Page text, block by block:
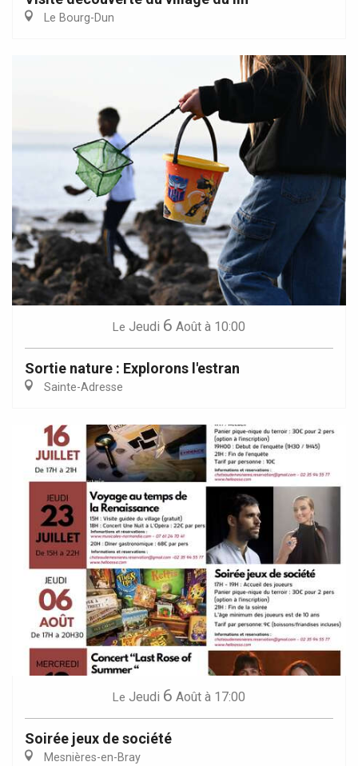
Le Bourg-Dun
Le Jeudi 6 Août à 10:00
Sortie nature : Explorons l'estran
Sainte-Adresse
Le Jeudi 6 Août à 17:00
Soirée jeux de société
Mesnières-en-Bray